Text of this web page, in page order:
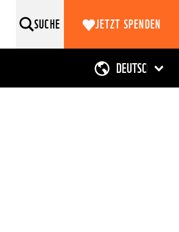
SUCHE JETZT SPENDEN